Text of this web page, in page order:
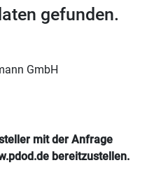
gefunden.
GmbH
mit der Anfrage
bereitzustellen.